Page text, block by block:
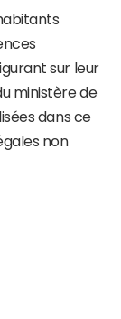
sur leur
ministère de
dans ce
non